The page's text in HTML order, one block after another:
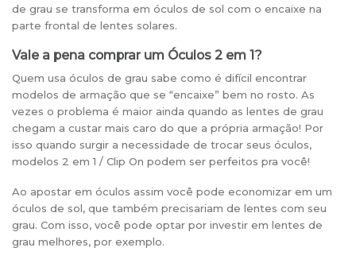
de grau se transforma em óculos de sol com o encaixe na
parte frontal de lentes solares.
Vale a pena comprar um Óculos 2 em 1?
Quem usa óculos de grau sabe como é difícil encontrar
modelos de armação que se “encaixe” bem no rosto. As
vezes o problema é maior ainda quando as lentes de grau
chegam a custar mais caro do que a própria armação! Por
isso quando surgir a necessidade de trocar seus óculos,
modelos 2 em 1 / Clip On podem ser perfeitos pra você!
Ao apostar em óculos assim você pode economizar em um
óculos de sol, que também precisariam de lentes com seu
grau. Com isso, você pode optar por investir em lentes de
grau melhores, por exemplo.